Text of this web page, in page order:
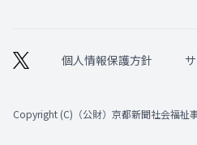
個人情報保護方針
Copyright (C)（公財）京都新聞社会福祉